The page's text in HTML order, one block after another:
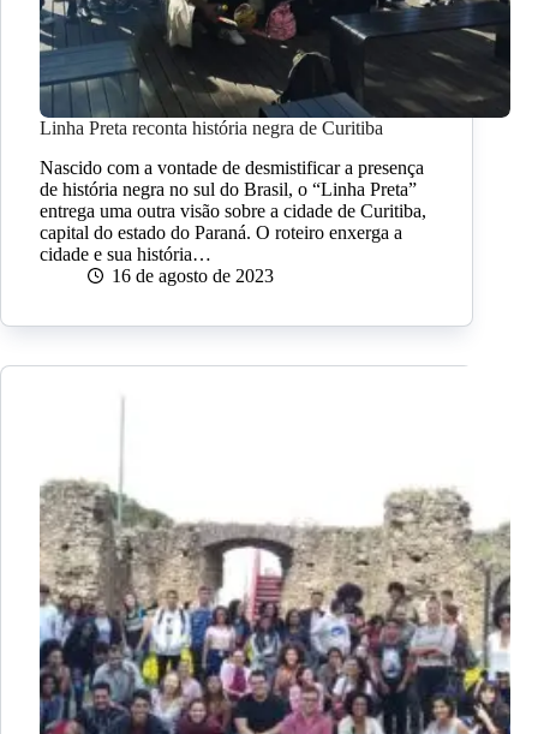
Linha Preta reconta história negra de Curitiba
Nascido com a vontade de desmistificar a presença
de história negra no sul do Brasil, o “Linha Preta”
entrega uma outra visão sobre a cidade de Curitiba,
capital do estado do Paraná. O roteiro enxerga a
cidade e sua história…
16 de agosto de 2023